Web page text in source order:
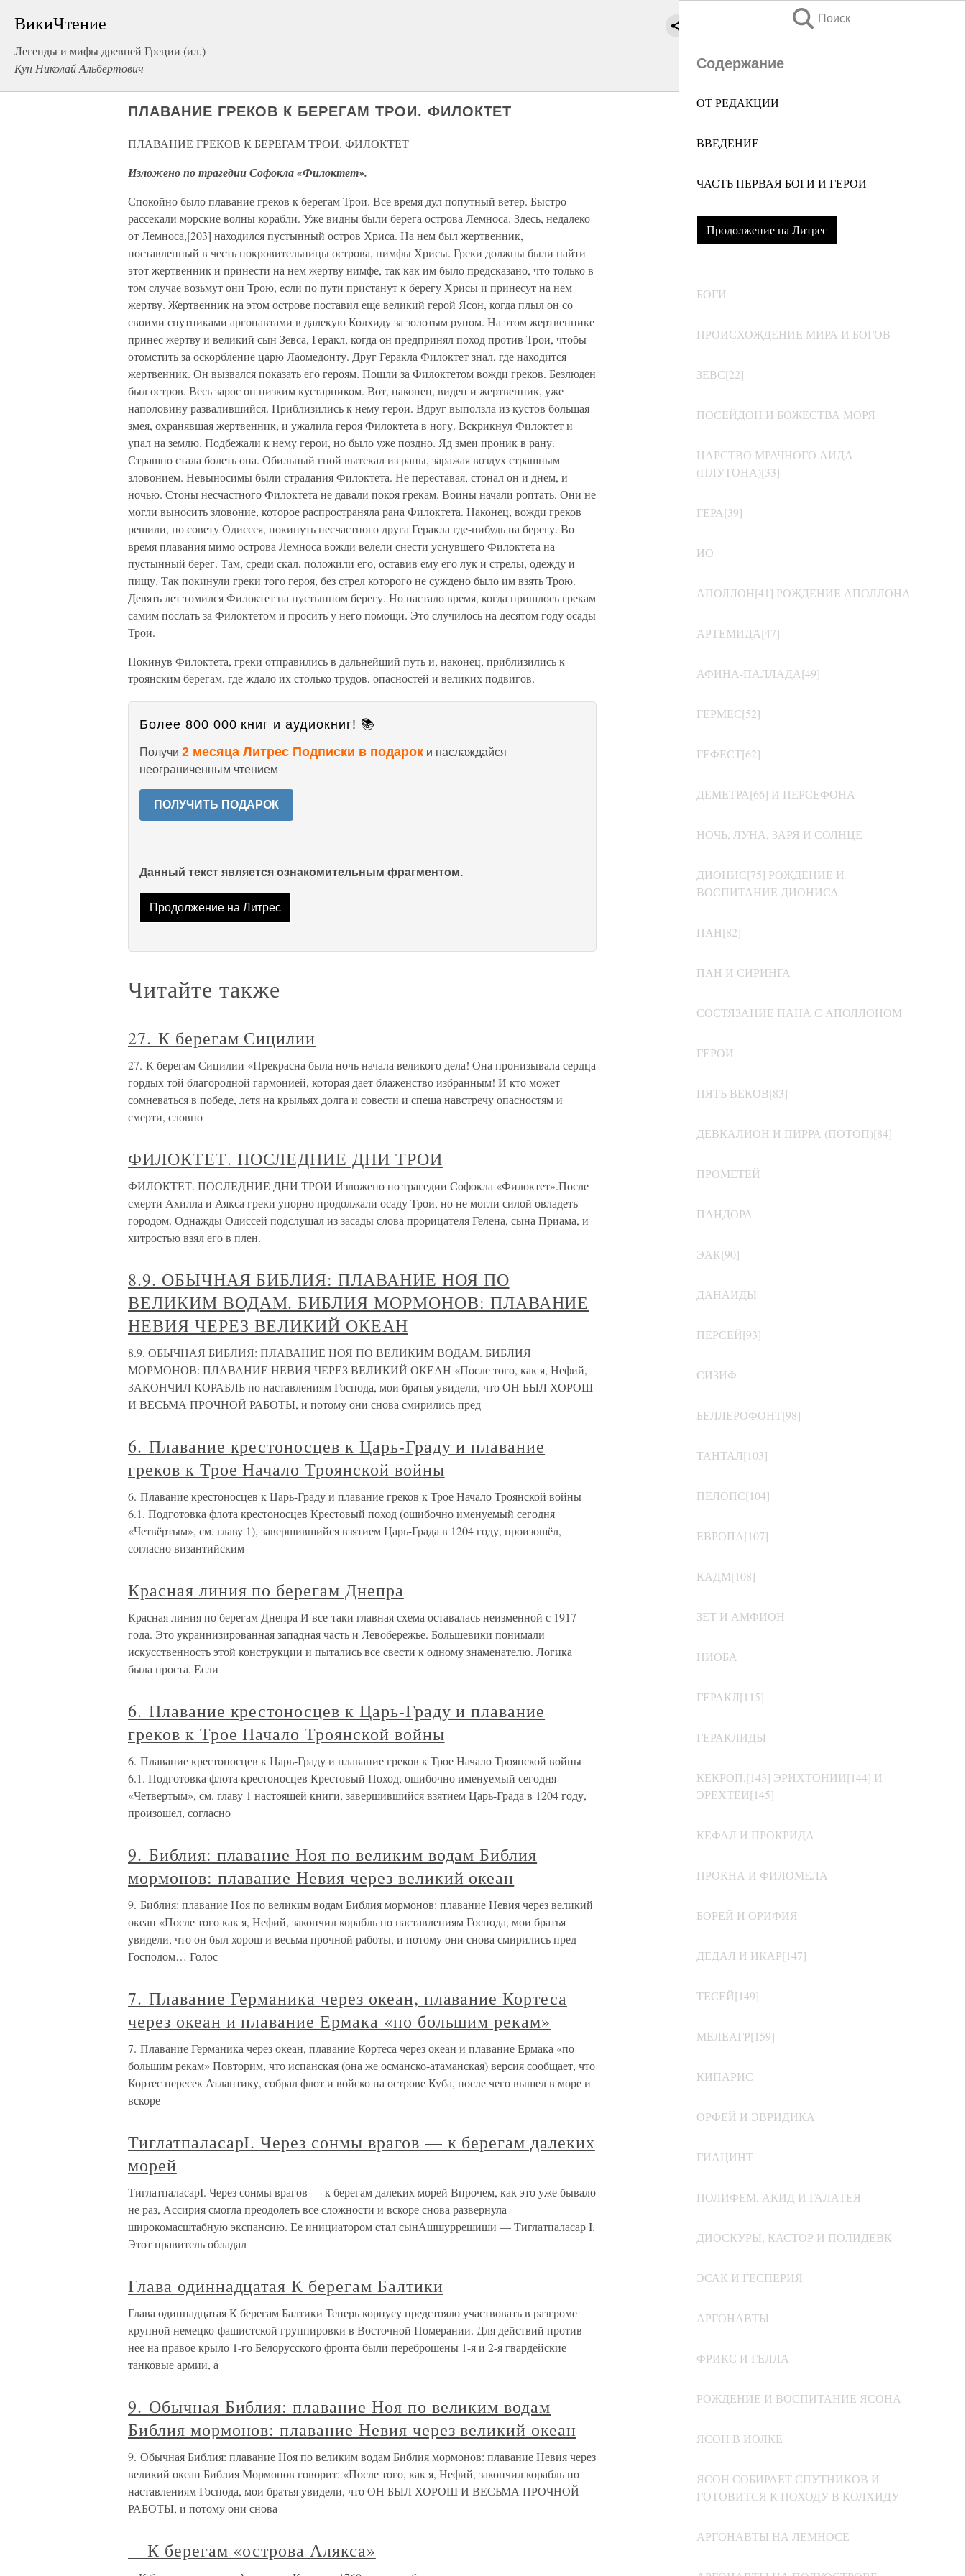
ВикиЧтение
Легенды и мифы древней Греции (ил.)
Кун Николай Альбертович
Поиск
Содержание
ОТ РЕДАКЦИИ
ВВЕДЕНИЕ
ЧАСТЬ ПЕРВАЯ БОГИ И ГЕРОИ
Продолжение на Литрес
БОГИ
ПРОИСХОЖДЕНИЕ МИРА И БОГОВ
ЗЕВС[22]
ПОСЕЙДОН И БОЖЕСТВА МОРЯ
ЦАРСТВО МРАЧНОГО АИДА
(ПЛУТОНА)[33]
ГЕРА[39]
ИО
АПОЛЛОН[41] РОЖДЕНИЕ АПОЛЛОНА
АРТЕМИДА[47]
АФИНА-ПАЛЛАДА[49]
ГЕРМЕС[52]
ГЕФЕСТ[62]
ДЕМЕТРА[66] И ПЕРСЕФОНА
НОЧЬ, ЛУНА, ЗАРЯ И СОЛНЦЕ
ДИОНИС[75] РОЖДЕНИЕ И
ВОСПИТАНИЕ ДИОНИСА
ПАН[82]
ПАН И СИРИНГА
СОСТЯЗАНИЕ ПАНА С АПОЛЛОНОМ
ГЕРОИ
ПЯТЬ ВЕКОВ[83]
ДЕВКАЛИОН И ПИРРА (ПОТОП)[84]
ПРОМЕТЕЙ
ПАНДОРА
ЭАК[90]
ДАНАИДЫ
ПЕРСЕЙ[93]
СИЗИФ
БЕЛЛЕРОФОНТ[98]
ТАНТАЛ[103]
ПЕЛОПС[104]
ЕВРОПА[107]
КАДМ[108]
ЗЕТ И АМФИОН
НИОБА
ГЕРАКЛ[115]
ГЕРАКЛИДЫ
КЕКРОП,[143] ЭРИХТОНИИ[144] И
ЭРЕХТЕИ[145]
КЕФАЛ И ПРОКРИДА
ПРОКНА И ФИЛОМЕЛА
БОРЕЙ И ОРИФИЯ
ДЕДАЛ И ИКАР[147]
ТЕСЕЙ[149]
МЕЛЕАГР[159]
КИПАРИС
ОРФЕЙ И ЭВРИДИКА
ГИАЦИНТ
ПОЛИФЕМ, АКИД И ГАЛАТЕЯ
ДИОСКУРЫ, КАСТОР И ПОЛИДЕВК
ЭСАК И ГЕСПЕРИЯ
АРГОНАВТЫ
ФРИКС И ГЕЛЛА
РОЖДЕНИЕ И ВОСПИТАНИЕ ЯСОНА
ЯСОН В ИОЛКЕ
ЯСОН СОБИРАЕТ СПУТНИКОВ И
ГОТОВИТСЯ К ПОХОДУ В КОЛХИДУ
АРГОНАВТЫ НА ЛЕМНОСЕ
ПЛАВАНИЕ ГРЕКОВ К БЕРЕГАМ ТРОИ. ФИЛОКТЕТ
ПЛАВАНИЕ ГРЕКОВ К БЕРЕГАМ ТРОИ. ФИЛОКТЕТ
Изложено по трагедии Софокла «Филоктет».
Спокойно было плавание греков к берегам Трои. Все время дул попутный ветер. Быстро
рассекали морские волны корабли. Уже видны были берега острова Лемноса. Здесь, недалеко
от Лемноса,[203] находился пустынный остров Хриса. На нем был жертвенник,
поставленный в честь покровительницы острова, нимфы Хрисы. Греки должны были найти
этот жертвенник и принести на нем жертву нимфе, так как им было предсказано, что только в
том случае возьмут они Трою, если по пути пристанут к берегу Хрисы и принесут на нем
жертву. Жертвенник на этом острове поставил еще великий герой Ясон, когда плыл он со
своими спутниками аргонавтами в далекую Колхиду за золотым руном. На этом жертвеннике
принес жертву и великий сын Зевса, Геракл, когда он предпринял поход против Трои, чтобы
отомстить за оскорбление царю Лаомедонту. Друг Геракла Филоктет знал, где находится
жертвенник. Он вызвался показать его героям. Пошли за Филоктетом вожди греков. Безлюден
был остров. Весь зарос он низким кустарником. Вот, наконец, виден и жертвенник, уже
наполовину развалившийся. Приблизились к нему герои. Вдруг выползла из кустов большая
змея, охранявшая жертвенник, и ужалила героя Филоктета в ногу. Вскрикнул Филоктет и
упал на землю. Подбежали к нему герои, но было уже поздно. Яд змеи проник в рану.
Страшно стала болеть она. Обильный гной вытекал из раны, заражая воздух страшным
зловонием. Невыносимы были страдания Филоктета. Не переставая, стонал он и днем, и
ночью. Стоны несчастного Филоктета не давали покоя грекам. Воины начали роптать. Они не
могли выносить зловоние, которое распространяла рана Филоктета. Наконец, вожди греков
решили, по совету Одиссея, покинуть несчастного друга Геракла где-нибудь на берегу. Во
время плавания мимо острова Лемноса вожди велели снести уснувшего Филоктета на
пустынный берег. Там, среди скал, положили его, оставив ему его лук и стрелы, одежду и
пищу. Так покинули греки того героя, без стрел которого не суждено было им взять Трою.
Девять лет томился Филоктет на пустынном берегу. Но настало время, когда пришлось грекам
самим послать за Филоктетом и просить у него помощи. Это случилось на десятом году осады
Трои.
Покинув Филоктета, греки отправились в дальнейший путь и, наконец, приблизились к
троянским берегам, где ждало их столько трудов, опасностей и великих подвигов.
Более 800 000 книг и аудиокниг! 📚
Получи 2 месяца Литрес Подписки в подарок и наслаждайся
неограниченным чтением
ПОЛУЧИТЬ ПОДАРОК
Данный текст является ознакомительным фрагментом.
Продолжение на Литрес
Читайте также
27. К берегам Сицилии
27. К берегам Сицилии «Прекрасна была ночь начала великого дела! Она пронизывала сердца
гордых той благородной гармонией, которая дает блаженство избранным! И кто может
сомневаться в победе, летя на крыльях долга и совести и спеша навстречу опасностям и
смерти, словно
ФИЛОКТЕТ. ПОСЛЕДНИЕ ДНИ ТРОИ
ФИЛОКТЕТ. ПОСЛЕДНИЕ ДНИ ТРОИ Изложено по трагедии Софокла «Филоктет».После
смерти Ахилла и Аякса греки упорно продолжали осаду Трои, но не могли силой овладеть
городом. Однажды Одиссей подслушал из засады слова прорицателя Гелена, сына Приама, и
хитростью взял его в плен.
8.9. ОБЫЧНАЯ БИБЛИЯ: ПЛАВАНИЕ НОЯ ПО
ВЕЛИКИМ ВОДАМ. БИБЛИЯ МОРМОНОВ: ПЛАВАНИЕ
НЕВИЯ ЧЕРЕЗ ВЕЛИКИЙ ОКЕАН
8.9. ОБЫЧНАЯ БИБЛИЯ: ПЛАВАНИЕ НОЯ ПО ВЕЛИКИМ ВОДАМ. БИБЛИЯ
МОРМОНОВ: ПЛАВАНИЕ НЕВИЯ ЧЕРЕЗ ВЕЛИКИЙ ОКЕАН «После того, как я, Нефий,
ЗАКОНЧИЛ КОРАБЛЬ по наставлениям Господа, мои братья увидели, что ОН БЫЛ ХОРОШ
И ВЕСЬМА ПРОЧНОЙ РАБОТЫ, и потому они снова смирились пред
6. Плавание крестоносцев к Царь-Граду и плавание
греков к Трое Начало Троянской войны
6. Плавание крестоносцев к Царь-Граду и плавание греков к Трое Начало Троянской войны
6.1. Подготовка флота крестоносцев Крестовый поход (ошибочно именуемый сегодня
«Четвёртым», см. главу 1), завершившийся взятием Царь-Града в 1204 году, произошёл,
согласно византийским
Красная линия по берегам Днепра
Красная линия по берегам Днепра И все-таки главная схема оставалась неизменной с 1917
года. Это украинизированная западная часть и Левобережье. Большевики понимали
искусственность этой конструкции и пытались все свести к одному знаменателю. Логика
была проста. Если
6. Плавание крестоносцев к Царь-Граду и плавание
греков к Трое Начало Троянской войны
6. Плавание крестоносцев к Царь-Граду и плавание греков к Трое Начало Троянской войны
6.1. Подготовка флота крестоносцев Крестовый Поход, ошибочно именуемый сегодня
«Четвертым», см. главу 1 настоящей книги, завершившийся взятием Царь-Града в 1204 году,
произошел, согласно
9. Библия: плавание Ноя по великим водам Библия
мормонов: плавание Невия через великий океан
9. Библия: плавание Ноя по великим водам Библия мормонов: плавание Невия через великий
океан «После того как я, Нефий, закончил корабль по наставлениям Господа, мои братья
увидели, что он был хорош и весьма прочной работы, и потому они снова смирились пред
Господом… Голос
7. Плавание Германика через океан, плавание Кортеса
через океан и плавание Ермака «по большим рекам»
7. Плавание Германика через океан, плавание Кортеса через океан и плавание Ермака «по
большим рекам» Повторим, что испанская (она же османско-атаманская) версия сообщает, что
Кортес пересек Атлантику, собрал флот и войско на острове Куба, после чего вышел в море и
вскоре
ТиглатпаласарI. Через сонмы врагов — к берегам далеких
морей
ТиглатпаласарI. Через сонмы врагов — к берегам далеких морей Впрочем, как это уже бывало
не раз, Ассирия смогла преодолеть все сложности и вскоре снова развернула
широкомасштабную экспансию. Ее инициатором стал сынАшшуррешиши — Тиглатпаласар I.
Этот правитель обладал
Глава одиннадцатая К берегам Балтики
Глава одиннадцатая К берегам Балтики Теперь корпусу предстояло участвовать в разгроме
крупной немецко-фашистской группировки в Восточной Померании. Для действий против
нее на правое крыло 1-го Белорусского фронта были переброшены 1-я и 2-я гвардейские
танковые армии, а
9. Обычная Библия: плавание Ноя по великим водам
Библия мормонов: плавание Невия через великий океан
9. Обычная Библия: плавание Ноя по великим водам Библия мормонов: плавание Невия через
великий океан Библия Мормонов говорит: «После того, как я, Нефий, закончил корабль по
наставлениям Господа, мои братья увидели, что ОН БЫЛ ХОРОШ И ВЕСЬМА ПРОЧНОЙ
РАБОТЫ, и потому они снова
К берегам «острова Алякса»